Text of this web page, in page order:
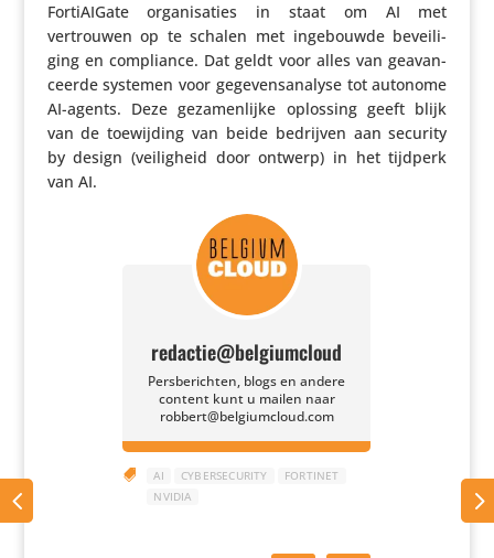
Forti­AI­Gate orga­ni­sa­ties in staat om AI met
vertrouwen op te schalen met inge­bouwde bevei­li­
ging en compli­ance. Dat geldt voor alles van geavan­
ceerde systemen voor gege­vens­ana­lyse tot autonome
AI-agents. Deze geza­men­lijke oplossing geeft blijk
van de toewij­ding van beide bedrijven aan security
by design (veilig­heid door ontwerp) in het tijdperk
van AI.
redactie@belgiumcloud
Persberichten, blogs en andere
content kunt u mailen naar
robbert@belgiumcloud.com
 AI CYBERSECURITY
FORTINET
NVIDIA